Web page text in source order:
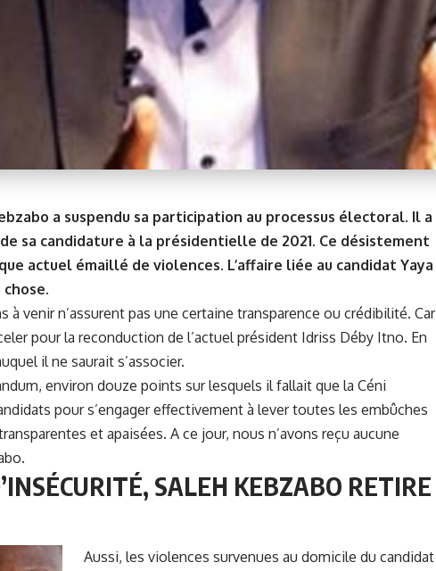
a suspendu sa participation au processus électoral. Il a
sa candidature à la présidentielle de 2021. Ce désistement
actuel émaillé de violences. L’affaire liée au candidat Yaya
à venir n’assurent pas une certaine transparence ou crédibilité. Car
pour la reconduction de l’actuel président Idriss Déby Itno. En
il ne saurait s’associer.
environ douze points sur lesquels il fallait que la Céni
pour s’engager effectivement à lever toutes les embûches
et apaisées. A ce jour, nous n’avons reçu aucune
SALEH KEBZABO RETIRE
Aussi, les violences survenues au domicile du candidat